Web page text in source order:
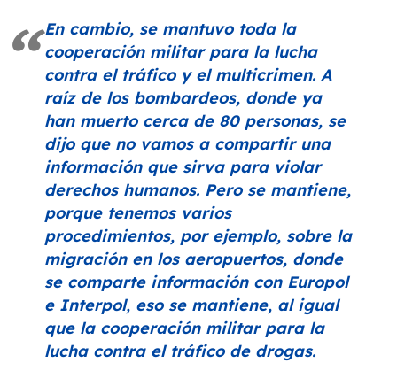
En cambio, se mantuvo toda la
cooperación militar para la lucha
contra el tráfico y el multicrimen. A
raíz de los bombardeos, donde ya
han muerto cerca de 80 personas, se
dijo que no vamos a compartir una
información que sirva para violar
derechos humanos. Pero se mantiene,
porque tenemos varios
procedimientos, por ejemplo, sobre la
migración en los aeropuertos, donde
se comparte información con Europol
e Interpol, eso se mantiene, al igual
que la cooperación militar para la
lucha contra el tráfico de drogas.